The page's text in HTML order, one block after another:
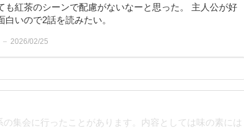
も紅茶のシーンで配慮がないなーと思った。 主人公が好
いので2話を読みたい。
2026/02/25
の集会に行ったことがあります。内容としては味の素には